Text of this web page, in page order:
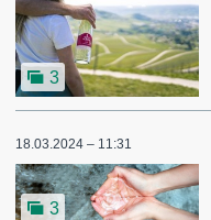
3
18.03.2024 – 11:31
3